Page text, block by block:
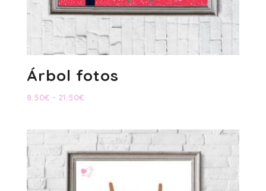
Árbol fotos
8.50€ - 21.50€Rango
desde
8.50€
hasta
21.50€